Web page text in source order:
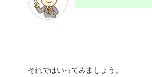
それではいってみましょう。